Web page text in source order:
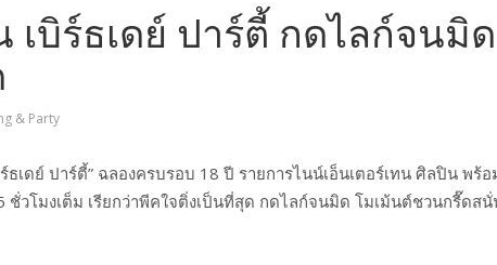
เบิร์ธเดย์ ปาร์ตี้ กดไลก์จนมิด
& Party
ธเดย์ ปาร์ตี้” ฉลองครบรอบ 18 ปี รายการไนน์เอ็นเตอร์เทน ศิลปิน พร้อ
ชั่วโมงเต็ม เรียกว่าพีคใจติ่งเป็นที่สุด กดไลก์จนมิด โมเม้นต์ชวนกรี๊ดส